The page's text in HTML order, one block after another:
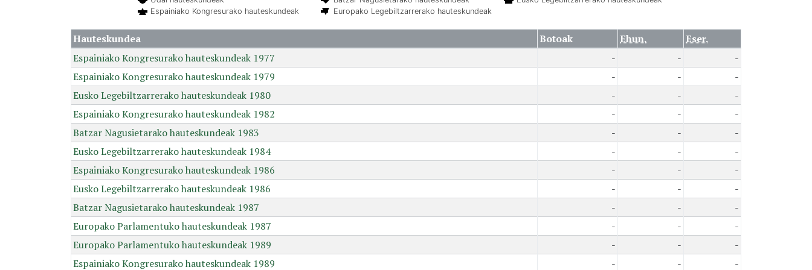
Espainiako Kongresurako hauteskundeak
Europako Legebiltzarrerako hauteskundeak
Hauteskundea Botoak Ehun.
Eser.
Espainiako Kongresurako hauteskundeak 1977
- -
-
Espainiako Kongresurako hauteskundeak 1979
- -
-
Eusko Legebiltzarrerako hauteskundeak 1980
- -
-
Espainiako Kongresurako hauteskundeak 1982
- -
-
Batzar Nagusietarako hauteskundeak 1983
- -
-
Eusko Legebiltzarrerako hauteskundeak 1984
- -
-
Espainiako Kongresurako hauteskundeak 1986
- -
-
Eusko Legebiltzarrerako hauteskundeak 1986
- -
-
Batzar Nagusietarako hauteskundeak 1987
- -
-
Europako Parlamentuko hauteskundeak 1987
- -
-
Europako Parlamentuko hauteskundeak 1989
- -
-
Espainiako Kongresurako hauteskundeak 1989
- -
-